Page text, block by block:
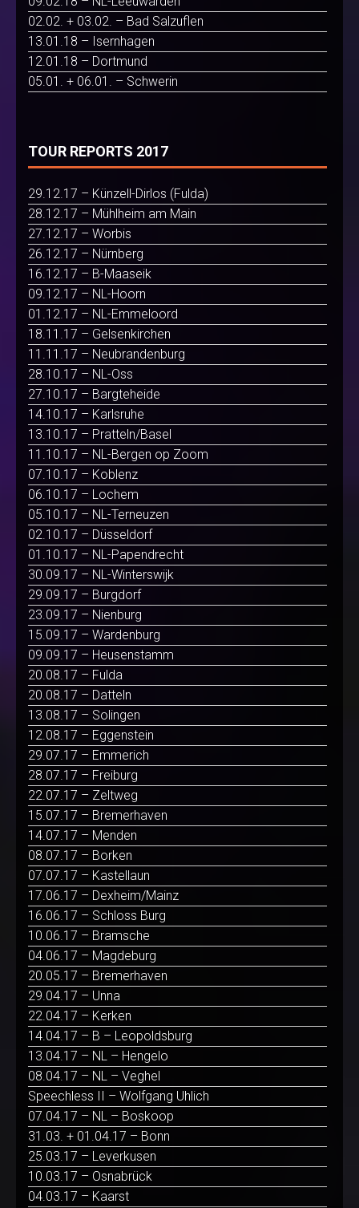
02.02. + 03.02. – Bad Salzuflen
13.01.18 – Isernhagen
12.01.18 – Dortmund
05.01. + 06.01. – Schwerin
TOUR REPORTS 2017
29.12.17 – Künzell-Dirlos (Fulda)
28.12.17 – Mühlheim am Main
27.12.17 – Worbis
26.12.17 – Nürnberg
16.12.17 – B-Maaseik
09.12.17 – NL-Hoorn
01.12.17 – NL-Emmeloord
18.11.17 – Gelsenkirchen
11.11.17 – Neubrandenburg
28.10.17 – NL-Oss
27.10.17 – Bargteheide
14.10.17 – Karlsruhe
13.10.17 – Pratteln/Basel
11.10.17 – NL-Bergen op Zoom
07.10.17 – Koblenz
06.10.17 – Lochem
05.10.17 – NL-Terneuzen
02.10.17 – Düsseldorf
01.10.17 – NL-Papendrecht
30.09.17 – NL-Winterswijk
29.09.17 – Burgdorf
23.09.17 – Nienburg
15.09.17 – Wardenburg
09.09.17 – Heusenstamm
20.08.17 – Fulda
20.08.17 – Datteln
13.08.17 – Solingen
12.08.17 – Eggenstein
29.07.17 – Emmerich
28.07.17 – Freiburg
22.07.17 – Zeltweg
15.07.17 – Bremerhaven
14.07.17 – Menden
08.07.17 – Borken
07.07.17 – Kastellaun
17.06.17 – Dexheim/Mainz
16.06.17 – Schloss Burg
10.06.17 – Bramsche
04.06.17 – Magdeburg
20.05.17 – Bremerhaven
29.04.17 – Unna
22.04.17 – Kerken
14.04.17 – B – Leopoldsburg
13.04.17 – NL – Hengelo
08.04.17 – NL – Veghel
Speechless II – Wolfgang Uhlich
07.04.17 – NL – Boskoop
31.03. + 01.04.17 – Bonn
25.03.17 – Leverkusen
10.03.17 – Osnabrück
04.03.17 – Kaarst